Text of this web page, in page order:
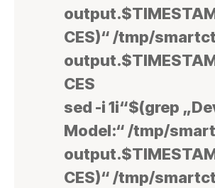
CES)“ /tmp/
CES
sed -i 1i“$(grep
Model:“ /tmp/
CES)“ /tmp/